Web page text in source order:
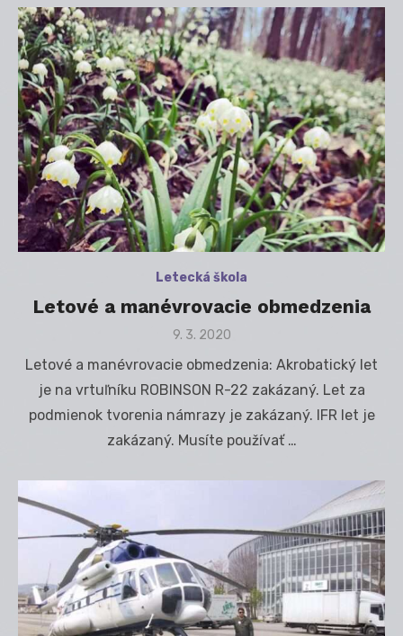
Letecká škola
Letové a manévrovacie obmedzenia
Posted
9. 3. 2020
Letové a manévrovacie obmedzenia: Akrobatický let
je na vrtuľníku ROBINSON R-22 zakázaný. Let za
podmienok tvorenia námrazy je zakázaný. IFR let je
zakázaný. Musíte používať …